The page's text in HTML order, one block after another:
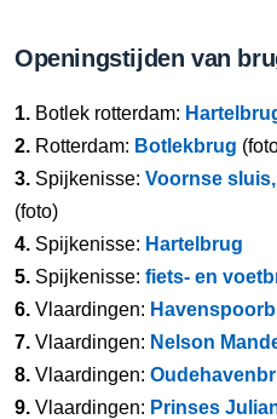
Openingstijden van
1. Botlek rotterdam:
2. Rotterdam: Botlekbrug
3. Spijkenisse: Voornse
(foto)
4. Spijkenisse: Hartelbrug
5. Spijkenisse: fiets- en
6. Vlaardingen:
7. Vlaardingen: Nelson
8. Vlaardingen:
9. Vlaardingen: Prinses